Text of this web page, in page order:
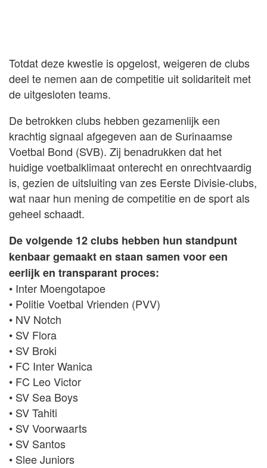
Totdat deze kwestie is opgelost, weigeren de clubs
deel te nemen aan de competitie uit solidariteit met
de uitgesloten teams.
De betrokken clubs hebben gezamenlijk een
krachtig signaal afgegeven aan de Surinaamse
Voetbal Bond (SVB). Zij benadrukken dat het
huidige voetbalklimaat onterecht en onrechtvaardig
is, gezien de uitsluiting van zes Eerste Divisie-clubs,
wat naar hun mening de competitie en de sport als
geheel schaadt.
De volgende 12 clubs hebben hun standpunt
kenbaar gemaakt en staan samen voor een
eerlijk en transparant proces:
• Inter Moengotapoe
• Politie Voetbal Vrienden (PVV)
• NV Notch
• SV Flora
• SV Broki
• FC Inter Wanica
• FC Leo Victor
• SV Sea Boys
• SV Tahiti
• SV Voorwaarts
• SV Santos
• Slee Juniors